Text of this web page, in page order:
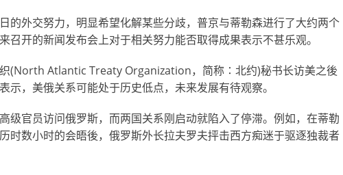
的外交努力，明显希望化解某些分歧，普京与蒂勒森进行了大约两个
召开的新闻发布会上对于相关努力能否取得成果表示不甚乐观。
(North Atlantic Treaty Organization，简称∶北约)秘书长访美之後
示，美俄关系可能处于历史低点，未来发展有待观察。
级官员访问俄罗斯，而两国关系刚启动就陷入了停滞。例如，在蒂勒
时数小时的会晤後，俄罗斯外长拉夫罗夫抨击西方痴迷于驱逐独裁者